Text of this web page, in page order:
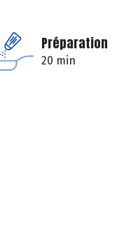
Préparation
20 min